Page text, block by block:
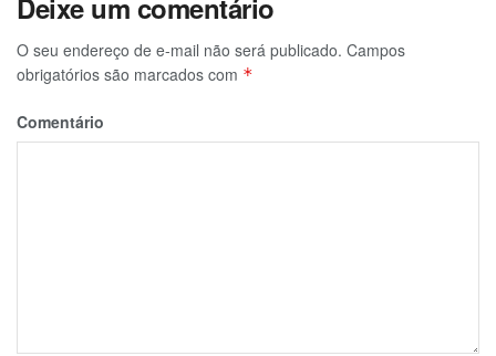
Deixe um comentário
O seu endereço de e-mail não será publicado. Campos
obrigatórios são marcados com *
Comentário